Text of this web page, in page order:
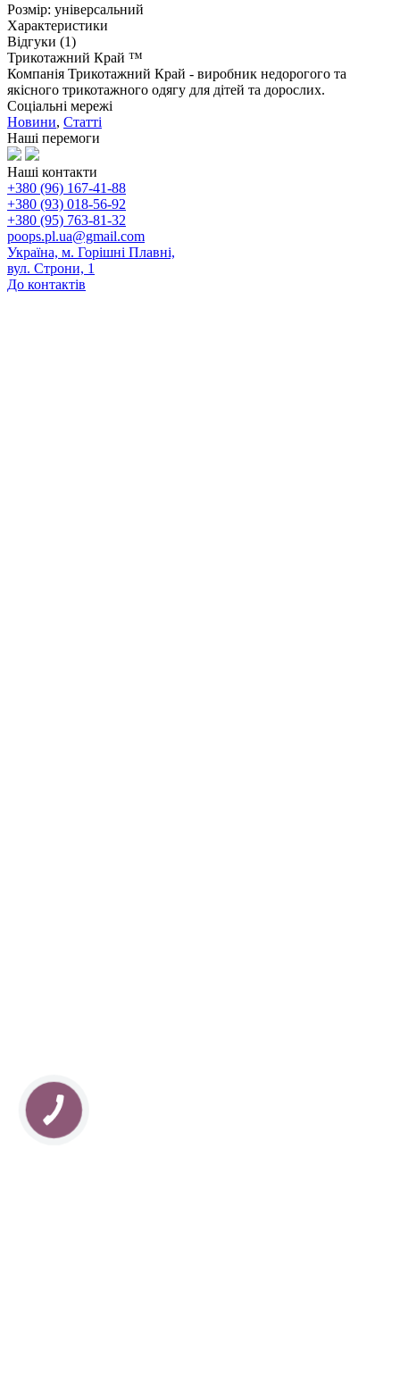
Розмір: універсальний
Характеристики
Відгуки (1)
Трикотажний Край ™
Компанія Трикотажний Край - виробник недорогого та
якісного трикотажного одягу для дітей та дорослих.
Соціальні мережі
Новини, Статті
Наші перемоги
Наші контакти
+380 (96) 167-41-88
+380 (93) 018-56-92
+380 (95) 763-81-32
poops.pl.ua@gmail.com
Україна, м. Горішні Плавні,
вул. Строни, 1
До контактів